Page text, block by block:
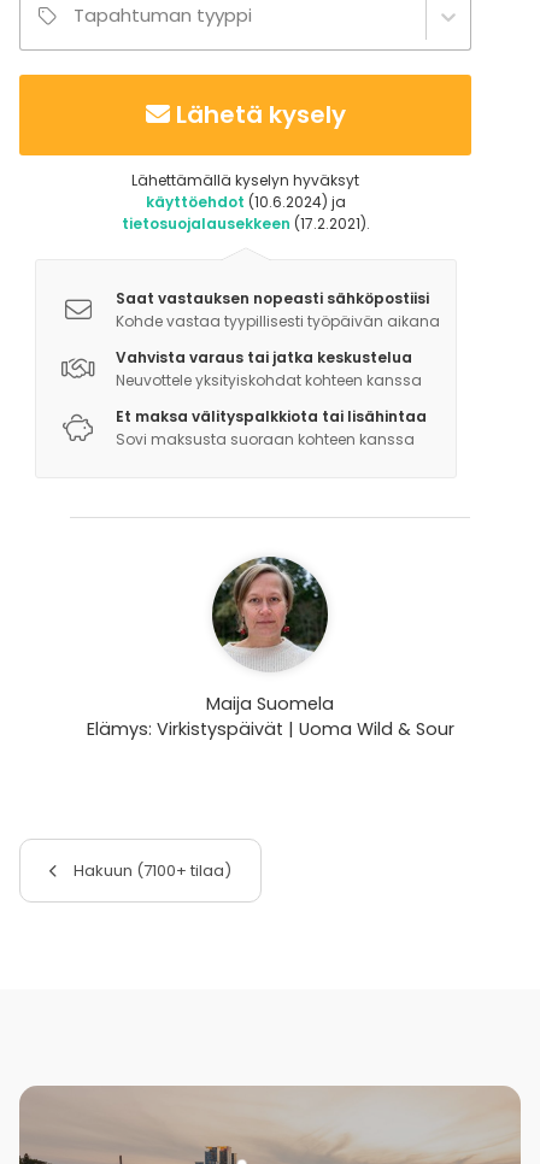
Tapahtuman tyyppi
Lähetä kysely
Lähettämällä kyselyn hyväksyt
käyttöehdot (10.6.2024) ja
tietosuojalausekkeen (17.2.2021).
Saat vastauksen nopeasti sähköpostiisi
Kohde vastaa tyypillisesti työpäivän aikana
Vahvista varaus tai jatka keskustelua
Neuvottele yksityiskohdat kohteen kanssa
Et maksa välityspalkkiota tai lisähintaa
Sovi maksusta suoraan kohteen kanssa
Maija Suomela
Elämys: Virkistyspäivät | Uoma Wild & Sour
Hakuun (7100+ tilaa)